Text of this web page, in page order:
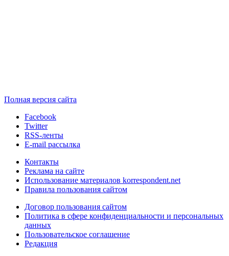
Полная версия сайта
Facebook
Twitter
RSS-ленты
E-mail рассылка
Контакты
Реклама на сайте
Использование материалов korrespondent.net
Правила пользования сайтом
Договор пользования сайтом
Политика в сфере конфиденциальности и персональных
данных
Пользовательское соглашение
Редакция